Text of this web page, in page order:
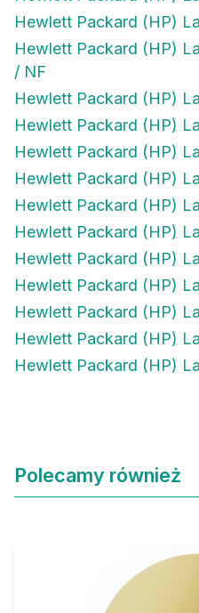
Hewlett Packard (HP)
Hewlett Packard (HP)
/ NF
Hewlett Packard (HP)
Hewlett Packard (HP)
Hewlett Packard (HP)
Hewlett Packard (HP)
Hewlett Packard (HP)
Hewlett Packard (HP)
Hewlett Packard (HP)
Hewlett Packard (HP)
Hewlett Packard (HP)
Hewlett Packard (HP)
Hewlett Packard (HP)
Polecamy również